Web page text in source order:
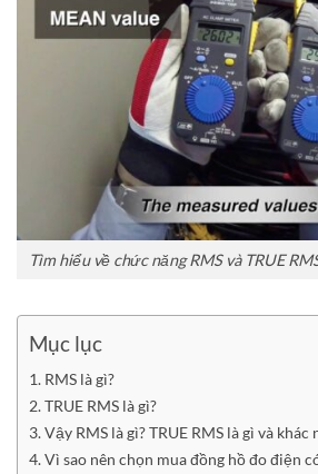
Tìm hiểu về chức năng RMS và TRUE
Mục lục
RMS là gì?
TRUE RMS là gì?
Vậy RMS là gì? TRUE RMS là gì và
Vì sao nên chọn mua đồng hồ đo điện